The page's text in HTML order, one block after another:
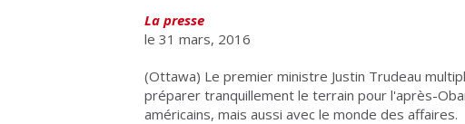
La presse
le 31 mars, 2016
(Ottawa) Le premier ministre Justin Trudeau
préparer tranquillement le terrain pour l'après-
américains, mais aussi avec le monde des affaires.